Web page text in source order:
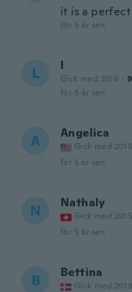
it is a
för 5 år sen
L l
Gick med 2016 · 9
för 5 år sen
A Angelica
Gick med 2016
för 5 år sen
N Nathaly
Gick med 2015
för 5 år sen
B Bettina
Gick med 2019